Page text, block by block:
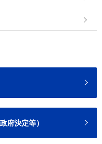
府決定等）